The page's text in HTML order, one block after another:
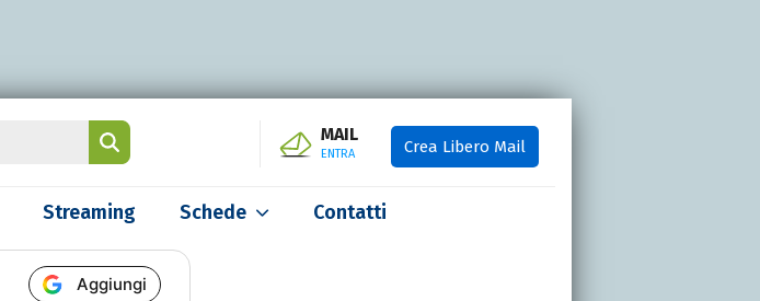
MAIL
ENTRA Crea Libero Mail
Streaming Schede Contatti
Aggiungi